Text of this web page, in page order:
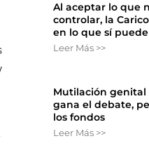
Al aceptar lo que
controlar, la
en lo que sí puede
Leer Más >>
Mutilación genital
gana el debate,
los fondos
Leer Más >>